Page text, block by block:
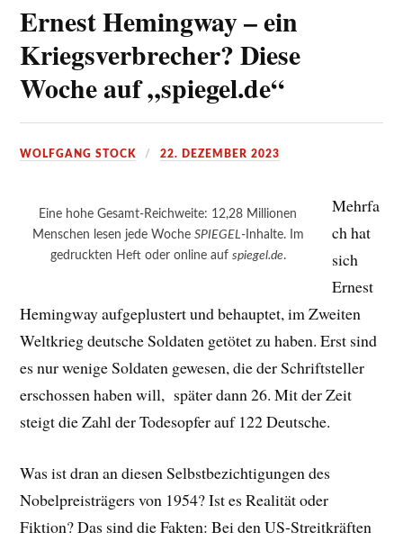
Ernest Hemingway – ein
Kriegsverbrecher? Diese
Woche auf „spiegel.de“
WOLFGANG STOCK 22. DEZEMBER 2023
Eine hohe Gesamt-Reichweite: 12,28 Millionen
Menschen lesen jede Woche SPIEGEL-Inhalte. Im
gedruckten Heft oder online auf spiegel.de.
Mehrfa
ch hat
sich
Ernest
Hemingway aufgeplustert und behauptet, im Zweiten
Weltkrieg deutsche Soldaten getötet zu haben. Erst sind
es nur wenige Soldaten gewesen, die der Schriftsteller
erschossen haben will, später dann 26. Mit der Zeit
steigt die Zahl der Todesopfer auf 122 Deutsche.
Was ist dran an diesen Selbstbezichtigungen des
Nobelpreisträgers von 1954? Ist es Realität oder
Fiktion? Das sind die Fakten: Bei den US-Streitkräften